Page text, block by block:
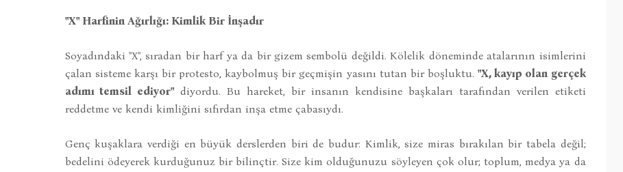
"X" Harfinin Ağırlığı: Kimlik Bir İnşadır
Soyadındaki "X", sıradan bir harf ya da bir gizem sembolü değildi. Kölelik döneminde atalarının isimlerini
çalan sisteme karşı bir protesto, kaybolmuş bir geçmişin yasını tutan bir boşluktu."X, kayıp olan gerçek
adımı temsil ediyor"diyordu. Bu hareket, bir insanın kendisine başkaları tarafından verilen etiketi
reddetme ve kendi kimliğini sıfırdan inşa etme çabasıydı.
Genç kuşaklara verdiği en büyük derslerden biri de budur: Kimlik, size miras bırakılan bir tabela değil;
bedelini ödeyerek kurduğunuz bir bilinçtir. Size kim olduğunuzu söyleyen çok olur; toplum, medya ya da